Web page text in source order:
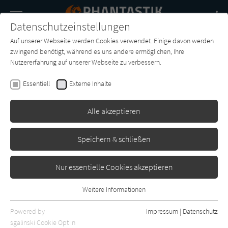
SUCHE
Buch-
Entdecker
Forum Charts
Alfred Bekker
Drachenthron
Erschienen: Januar 2009 0
Datenschutzeinstellungen
Auf unserer Webseite werden Cookies verwendet. Einige davon werden
zwingend benötigt, während es uns andere ermöglichen, Ihre
Nutzererfahrung auf unserer Webseite zu verbessern.
Essentiell Externe Inhalte
Alle akzeptieren
Speichern & schließen
Nur essentielle Cookies akzeptieren
Essentielle Cookies werden für grundlegende Funktionen der
Webseite benötigt. Dadurch ist gewährleistet, dass die Webseite
Weitere Informationen
Powered by
sgalinski Cookie Opt In
Impressum | Datenschutz